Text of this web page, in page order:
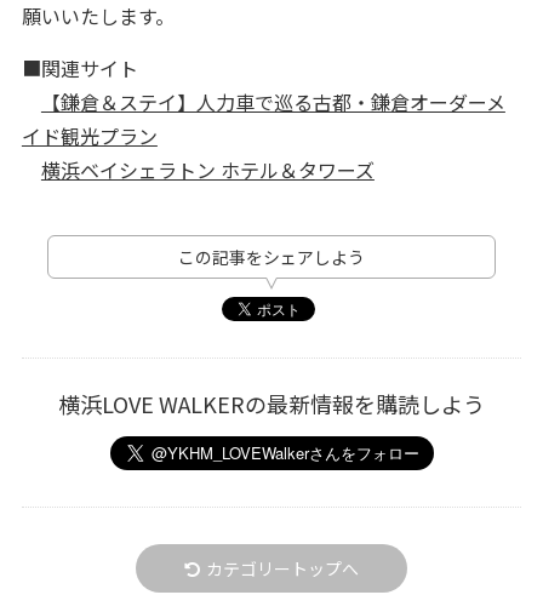
願いいたします。
■関連サイト
【鎌倉＆ステイ】人力車で巡る古都・鎌倉オーダーメ
イド観光プラン
横浜ベイシェラトン ホテル＆タワーズ
この記事をシェアしよう
横浜LOVE WALKERの最新情報を購読しよう
カテゴリートップへ